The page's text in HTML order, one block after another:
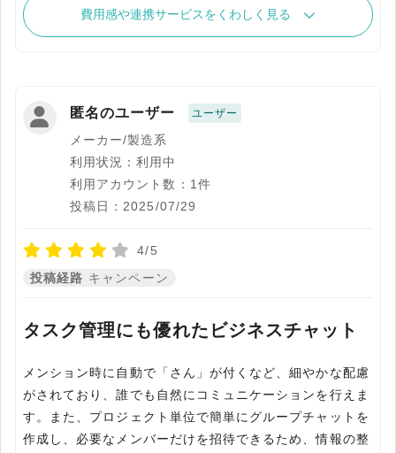
費用感や連携サービスをくわしく見る
匿名のユーザー ユーザー
メーカー/製造系
利用状況：利用中
利用アカウント数：1件
投稿日：2025/07/29
4/5
投稿経路 キャンペーン
タスク管理にも優れたビジネスチャット
メンション時に自動で「さん」が付くなど、細やかな配慮
がされており、誰でも自然にコミュニケーションを行えま
す。また、プロジェクト単位で簡単にグループチャットを
作成し、必要なメンバーだけを招待できるため、情報の整